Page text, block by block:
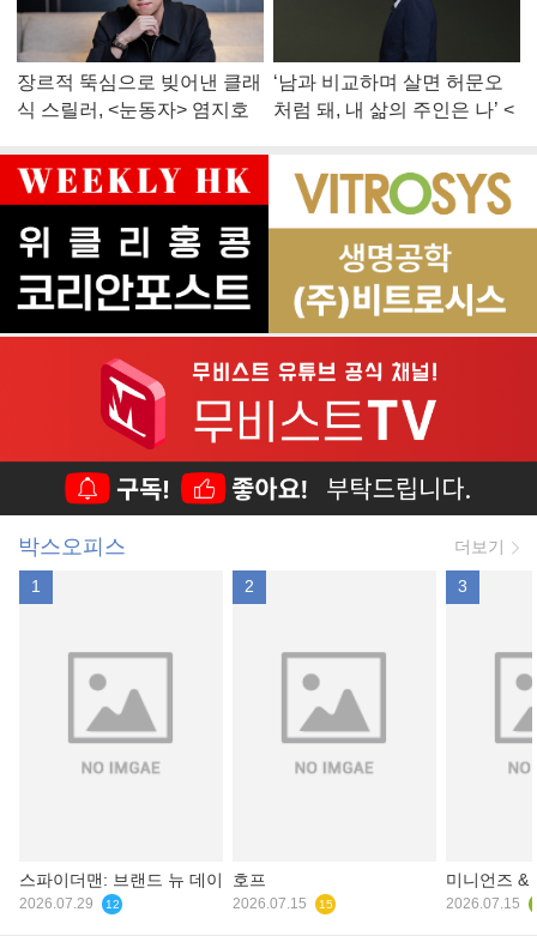
장르적 뚝심으로 빚어낸 클래
식 스릴러, <눈동자> 염지호
‘남과 비교하며 살면 허문오
처럼 돼, 내 삶의 주인은 나’ <
박스오피스 더보기
1
스파이더맨: 브랜드 뉴 데이
2026.07.29 12
2
호프
2026.07.15 15
3
미니언즈 &
2026.07.15